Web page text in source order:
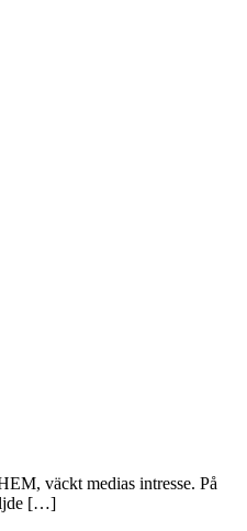
väckt medias intresse. På
[…]